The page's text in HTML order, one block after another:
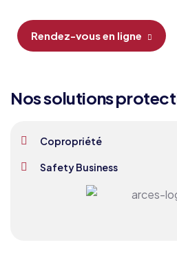
Rendez-vous en ligne
Nos solutions
Copropriété
Safety Business